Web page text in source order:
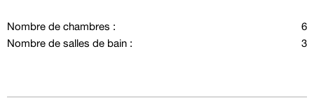
Nombre de chambres :
6
Nombre de salles de bain :
3